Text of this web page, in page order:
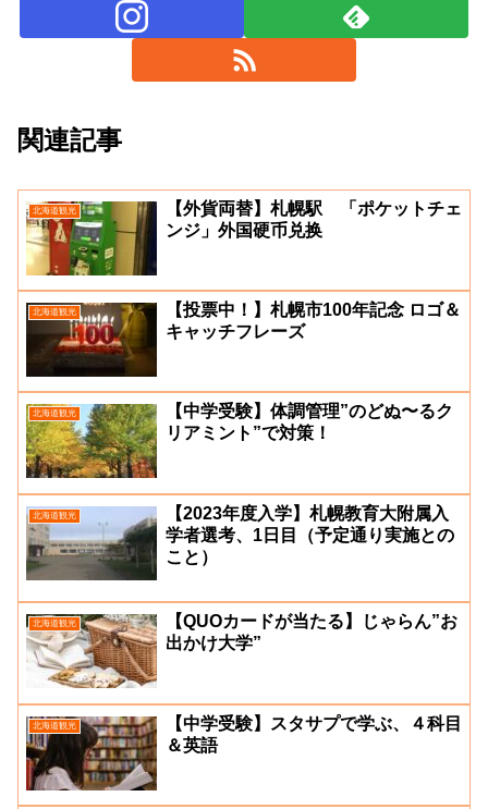
関連記事
北海道観光
【外貨両替】札幌駅 「ポケットチェ
ンジ」外国硬币兑换
北海道観光
【投票中！】札幌市100年記念 ロゴ＆
キャッチフレーズ
北海道観光
【中学受験】体調管理”のどぬ〜るク
リアミント”で対策！
北海道観光
【2023年度入学】札幌教育大附属入
学者選考、1日目（予定通り実施との
こと）
北海道観光
【QUOカードが当たる】じゃらん”お
出かけ大学”
北海道観光
【中学受験】スタサプで学ぶ、４科目
＆英語